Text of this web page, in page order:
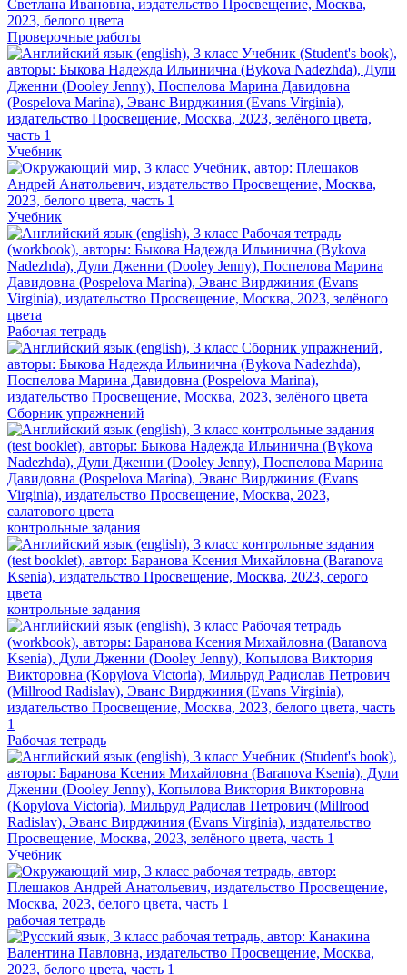
Проверочные работы
Учебник
Учебник
Рабочая тетрадь
Сборник упражнений
контрольные задания
контрольные задания
Рабочая тетрадь
Учебник
рабочая тетрадь